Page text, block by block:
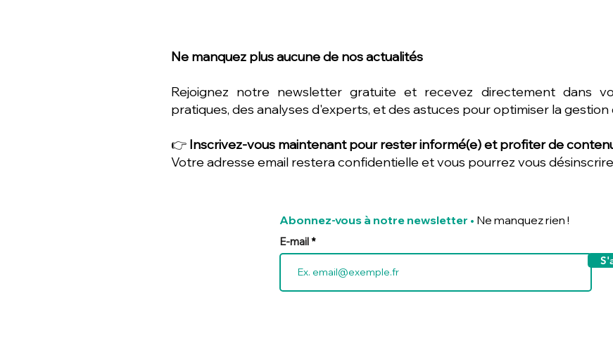
Ne manquez plus aucune de nos actualités
Rejoignez notre newsletter gratuite et recevez directement dans
pratiques, des analyses d'experts, et des astuces pour optimiser la
👉 Inscrivez-vous maintenant pour rester informé(e) et profiter de
Votre adresse email restera confidentielle et vous pourrez vous
Abonnez-vous à notre newsletter • Ne manquez rien !
E-mail